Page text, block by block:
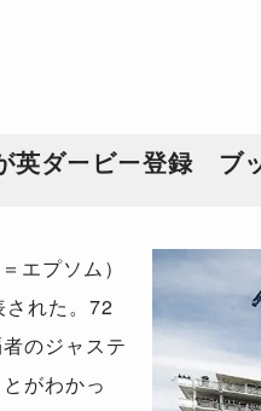
英ダービー登録 ブ
エプソム）
された。72
のジャステ
がわかっ